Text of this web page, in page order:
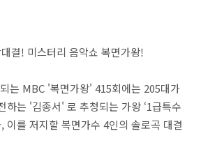
결! 미스터리 음악쇼 복면가왕!
는 MBC '복면가왕' 415회에는 205대가
하는 '김종서' 로 추청되는 가왕 ‘1급특수
이를 저지할 복면가수 4인의 솔로곡 대결